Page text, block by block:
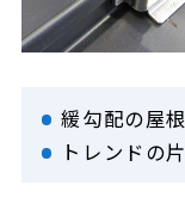
緩勾配の屋
トレンドの